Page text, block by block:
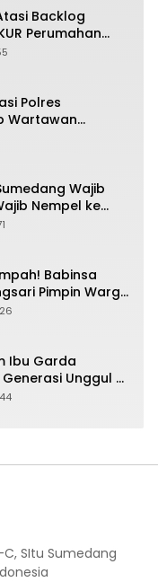
Backlog
Perumahan
Polres
Wartawan
Wajib
Nempel ke
Babinsa
Pimpin Warga
& Plastik
Ibu Garda
Unggul di
SItu Sumedang